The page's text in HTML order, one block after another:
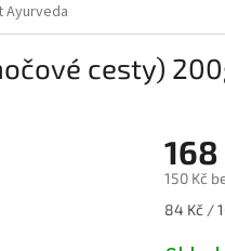
Ayurveda
cesty)
168
150 Kč
Měrná
84 Kč /